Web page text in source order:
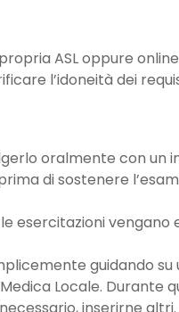
ASL oppure
l’idoneità dei
oralmente con un
di sostenere
esercitazioni
guidando
Locale. Durante
inserirne altri.